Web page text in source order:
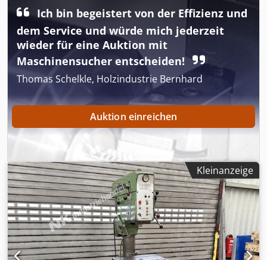
Hz. Spindeldrehzahl über 2 Getriebestufen, 2
Motordrehzahlen und stufenlos über Variatorgetriebe
Tischhöhenverstellung über Handkurbel leichte
Beschädigung am Deckel (s. Fotos) Platzbedarf L x B x H
1200 x 650 x 1900 mm Gewicht 400 kg
Ich bin begeistert von der Effizienz und
dem Service und würde mich jederzeit
wieder für eine Auktion mit
Maschinensucher entscheiden!
Thomas Schelkle, Holzindustrie Bernhard
Auktion einreichen
Kleinanzeige